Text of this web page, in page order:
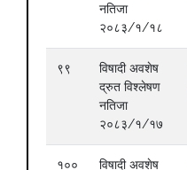
नतिजा
२०८३/१/१८
९९
विषादी अवशेष
द्रुत विश्लेषण
नतिजा
२०८३/१/१७
१००
विषादी अवशेष